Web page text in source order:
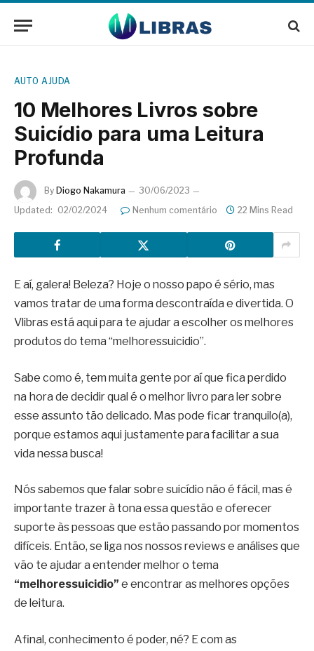
AUTO AJUDA
10 Melhores Livros sobre
Suicídio para uma Leitura
Profunda
By Diogo Nakamura
30/06/2023
Updated: 02/02/2024 Nenhum comentário 22 Mins Read
E aí, galera! Beleza? Hoje o nosso papo é sério, mas
vamos tratar de uma forma descontraída e divertida. O
Vlibras está aqui para te ajudar a escolher os melhores
produtos do tema “melhoressuicidio”.
Sabe como é, tem muita gente por aí que fica perdido
na hora de decidir qual é o melhor livro para ler sobre
esse assunto tão delicado. Mas pode ficar tranquilo(a),
porque estamos aqui justamente para facilitar a sua
vida nessa busca!
Nós sabemos que falar sobre suicídio não é fácil, mas é
importante trazer à tona essa questão e oferecer
suporte às pessoas que estão passando por momentos
difíceis. Então, se liga nos nossos reviews e análises que
vão te ajudar a entender melhor o tema
“melhoressuicidio” e encontrar as melhores opções
de leitura.
Afinal, conhecimento é poder, né? E com as